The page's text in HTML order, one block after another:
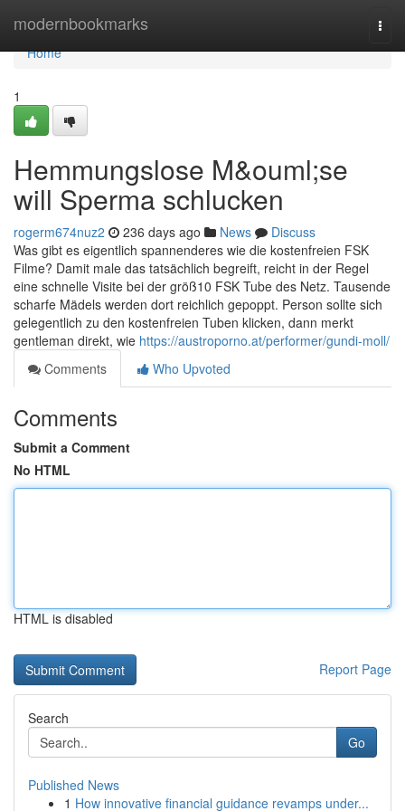
modernbookmarks
Home
Home
1
Hemmungslose M&ouml;se
will Sperma schlucken
rogerm674nuz2 236 days ago News
Discuss
Was gibt es eigentlich spannenderes wie die kostenfreien FSK
Filme? Damit male das tatsächlich begreift, reicht in der Regel
eine schnelle Visite bei der größ10 FSK Tube des Netz. Tausende
scharfe Mädels werden dort reichlich gepoppt. Person sollte sich
gelegentlich zu den kostenfreien Tuben klicken, dann merkt
gentleman direkt, wie https://austroporno.at/performer/gundi-moll/
Comments
Who Upvoted
Comments
Submit a Comment
No HTML
HTML is disabled
Report Page
Search
Go
Published News
1 How innovative financial guidance revamps under...